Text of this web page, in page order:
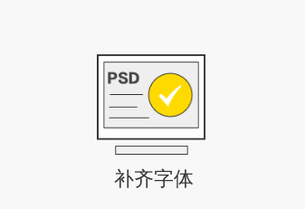
补齐字体